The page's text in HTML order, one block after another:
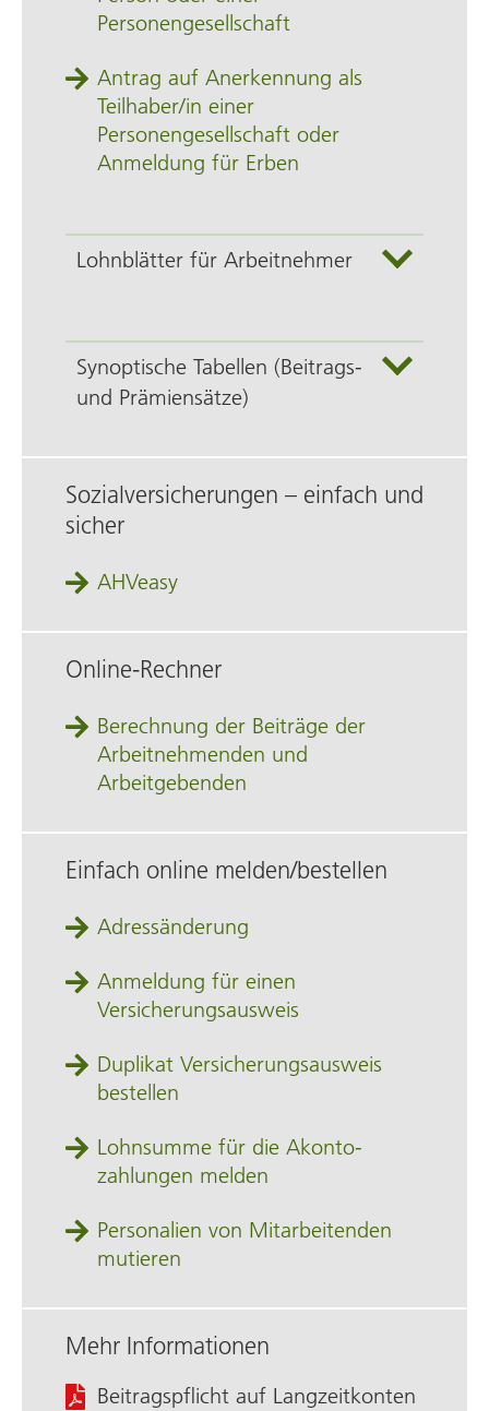
Personengesellschaft
Antrag auf Anerkennung als
Teilhaber/in einer
Personengesellschaft oder
Anmeldung für Erben
Lohnblätter für Arbeitnehmer
Synoptische Tabellen (Beitrags-
und Prämiensätze)
Sozialversicherungen – einfach und
sicher
AHVeasy
Online-Rechner
Berechnung der Beiträge der
Arbeitnehmenden und
Arbeitgebenden
Einfach online melden/bestellen
Adressänderung
Anmeldung für einen
Versicherungsausweis
Duplikat Versicherungs­ausweis
bestellen
Lohnsumme für die Akonto­
zahlungen melden
Personalien von Mitarbeitenden
mutieren
Mehr Informationen
Beitragspflicht auf Langzeit­konten